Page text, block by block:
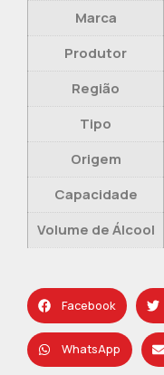
Marca
Produtor
Região
Tipo
Origem
Capacidade
Volume de Álcool
Facebook
WhatsApp